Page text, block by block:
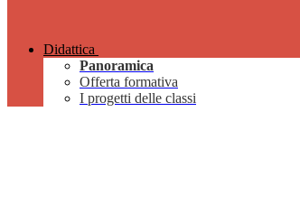
Didattica
Panoramica
Offerta formativa
I progetti delle classi